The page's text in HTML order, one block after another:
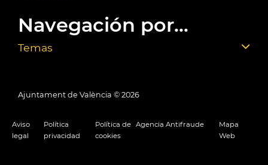
Navegación por...
Temas
Ajuntament de València © 2026
Aviso
legal
Política
privacidad
Política de
cookies
Agencia Antifraude
Mapa
Web